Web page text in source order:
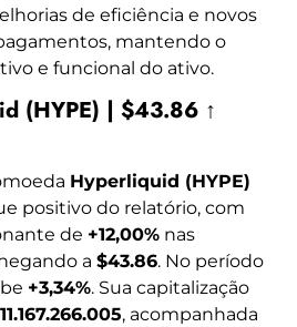
de eficiência e novos
mantendo o
e funcional do ativo.
(HYPE) | $43.86 ↑
Hyperliquid (HYPE)
positivo do relatório, com
de +12,00% nas
a $43.86. No período
+3,34%. Sua capitalização
, acompanhada